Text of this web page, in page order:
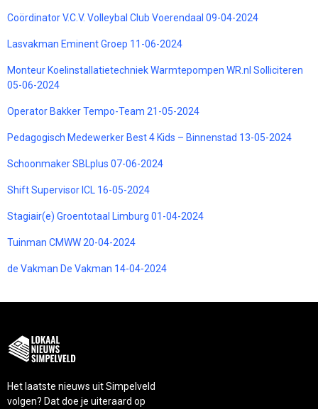
Coördinator V.C.V. Volleybal Club Voerendaal 09-04-2024
Lasvakman Eminent Groep 11-06-2024
Monteur Koelinstallatietechniek Warmtepompen WR.nl Solliciteren
05-06-2024
Operator Bakker Tempo-Team 21-05-2024
Pedagogisch Medewerker Best 4 Kids – Binnenstad 13-05-2024
Schoonmaker SBLplus 07-06-2024
Shift Supervisor ICL 16-05-2024
Stagiair(e) Groentotaal Limburg 01-04-2024
Tuinman CMWW 20-04-2024
de Vakman De Vakman 14-04-2024
Het laatste nieuws uit Simpelveld
volgen? Dat doe je uiteraard op